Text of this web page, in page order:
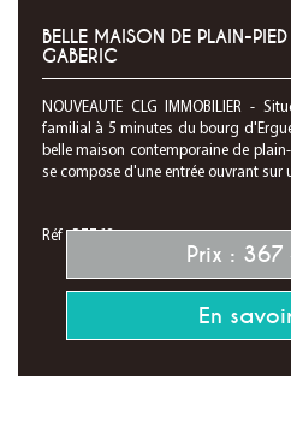
BELLE MAISON DE PLAIN-
GABERIC
NOUVEAUTE CLG IMMOBILIER -
familial à 5 minutes du bourg
belle maison contemporaine de
se compose d'une entrée ouvrant sur
Réf : P7768
Prix :
En